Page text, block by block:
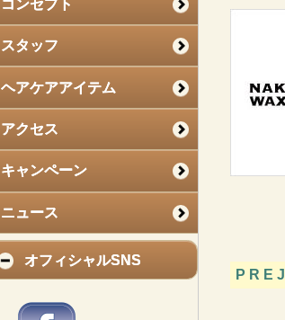
コンセプト
スタッフ
ヘアケアアイテム
アクセス
キャンペーン
ニュース
オフィシャルSNS
P R E